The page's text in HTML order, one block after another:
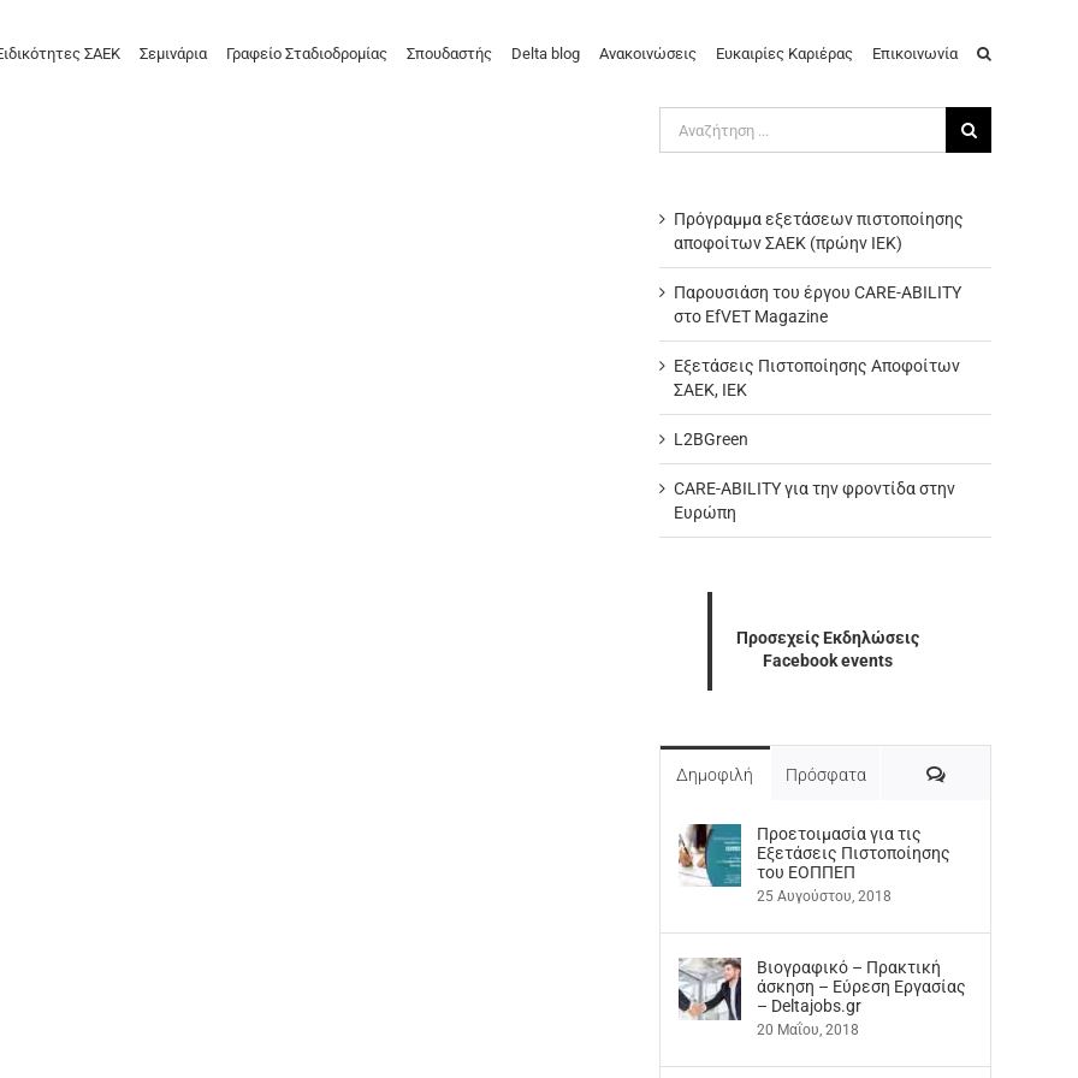
ΣΑΕΚ Σεμινάρια Γραφείο Σταδιοδρομίας Σπουδαστής Delta blog Ανακοινώσεις Ευκαιρίες Καριέρας Επικοινωνία
για:
Πρόγραμμα εξετάσεων πιστοποίησης
αποφοίτων ΣΑΕΚ (πρώην ΙΕΚ)
Παρουσιάση του έργου CARE-ABILITY
στο EfVET Magazine
Εξετάσεις Πιστοποίησης Αποφοίτων
ΣΑΕΚ, ΙΕΚ
L2BGreen
CARE-ABILITY για την φροντίδα στην
Ευρώπη
Προσεχείς Εκδηλώσεις
Facebook events
Δημοφιλή Πρόσφατα Σχόλια
Προετοιμασία για τις
Εξετάσεις Πιστοποίησης
του ΕΟΠΠΕΠ
25 Αυγούστου, 2018
Βιογραφικό – Πρακτική
άσκηση – Εύρεση Εργασίας
– Deltajobs.gr
20 Μαΐου, 2018